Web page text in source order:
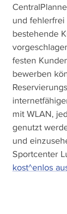
und
bestehende
festen
bewerben
mit WLAN,
genutzt
und
Sportcenter
kost^enlos